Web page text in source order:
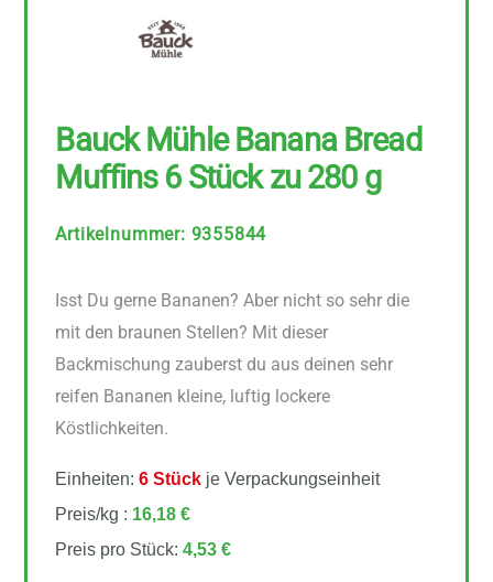
Bauck Mühle Banana Bread
Muffins 6 Stück zu 280 g
Artikelnummer: 9355844
Isst Du gerne Bananen? Aber nicht so sehr die
mit den braunen Stellen? Mit dieser
Backmischung zauberst du aus deinen sehr
reifen Bananen kleine, luftig lockere
Köstlichkeiten.
Einheiten:6 Stück je Verpackungseinheit
Preis/kg : 16,18 €
Preis pro Stück:4,53 €